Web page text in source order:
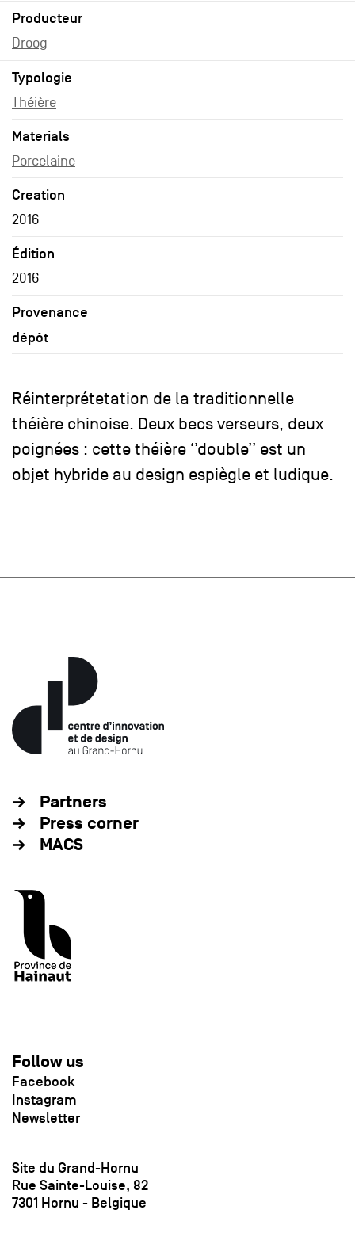
Producteur
Droog
Typologie
Théière
Materials
Porcelaine
Creation
2016
Édition
2016
Provenance
dépôt
Réinterprétetation de la traditionnelle
théière chinoise. Deux becs verseurs, deux
poignées : cette théière ‘’double’’ est un
objet hybride au design espiègle et ludique.
Partners
Press corner
MACS
Follow us
Facebook
Instagram
Newsletter
Site du Grand-Hornu
Rue Sainte-Louise, 82
7301 Hornu - Belgique